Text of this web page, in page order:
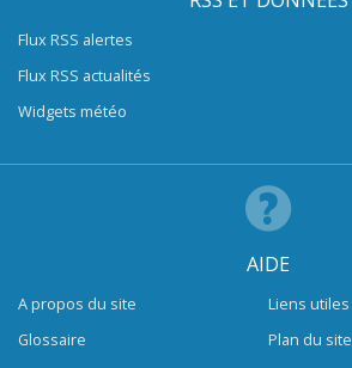
Flux RSS alertes
Flux RSS actualités
Widgets météo
AIDE
A propos du site
Glossaire
Liens utiles
Plan du site